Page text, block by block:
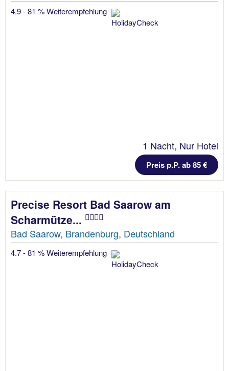
4.9 - 81 % Weiterempfehlung
1 Nacht, Nur Hotel
Preis p.P. ab 85 €
Precise Resort Bad Saarow am
Scharmütze...
Bad Saarow, Brandenburg, Deutschland
4.7 - 81 % Weiterempfehlung